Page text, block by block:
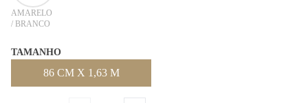
AMARELO
/ BRANCO
TAMANHO
86 CM X 1,63 M